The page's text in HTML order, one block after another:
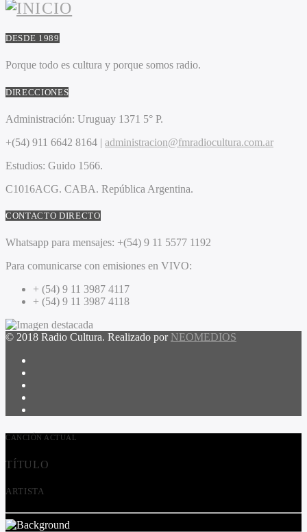
DESDE 1989
Porque todo es cultura y porque somos radio.
DIRECCIONES
Administración: Uruguay 1371 5° P.
+(54) 911 6642 8164 | administracion@fmradiocultura.com.ar
Estudios: Guido 1566.
C1016ACG. CABA. República Argentina.
CONTACTO DIRECTO
Whatsapp para mensajes: +(54) 9 11 5577 1192
Para comunicarse con emisiones en VIVO:
+ (54) 9 11 3987 4117
+ (54) 9 11 3987 4118
© 2018 Radio Cultura. Realizado por NEOMEDIOS
CANCIÓN ACTUAL
TÍTULO
ARTISTA